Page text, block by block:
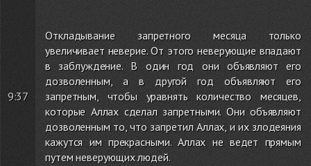
9:37
Откладывание запретного месяца только
увеличивает неверие. От этого неверующие впадают
в заблуждение. В один год они объявляют его
дозволенным, а в другой год объявляют его
запретным, чтобы уравнять количество месяцев,
которые Аллах сделал запретными. Они объявляют
дозволенным то, что запретил Аллах, и их злодеяния
кажутся им прекрасными. Аллах не ведет прямым
путем неверующих людей.